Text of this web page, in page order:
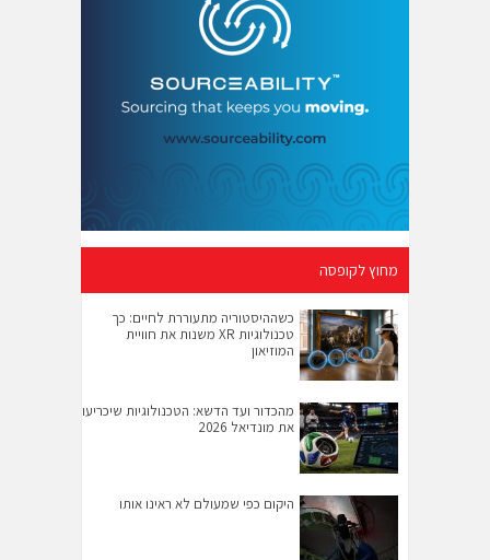
מחוץ לקופסה
כשההיסטוריה מתעוררת לחיים: כך
טכנולוגיות XR משנות את חוויית
המוזיאון
מהכדור ועד הדשא: הטכנולוגיות שיכריעו
את מונדיאל 2026
היקום כפי שמעולם לא ראינו אותו